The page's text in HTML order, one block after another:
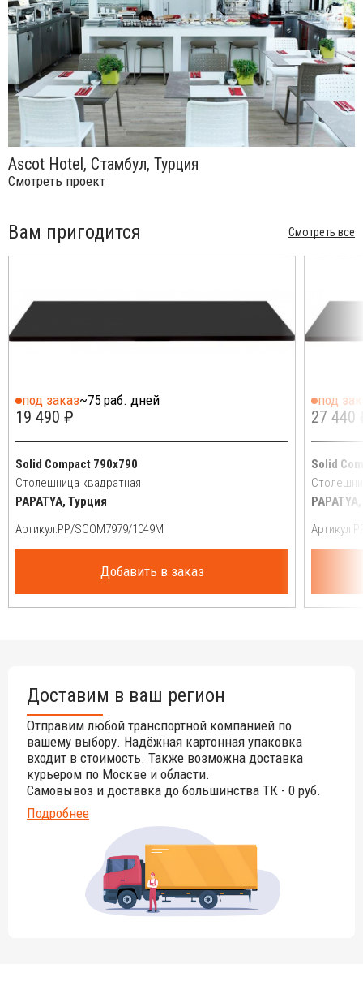
Ascot Hotel, Стамбул, Турция
Смотреть проект
Вам пригодится Смотреть все
под заказ~75 раб. дней
19 490 ₽
Solid Compact 790x790
Столешница квадратная
PAPATYA, Турция
Артикул:
Добавить в заказ
под
27 440
Solid
Артикул:
Доставим в ваш регион
Отправим любой транспортной компанией по
вашему выбору. Надёжная картонная упаковка
входит в стоимость. Также возможна доставка
курьером по Москве и области.
Самовывоз и доставка до большинства ТК - 0 руб.
Подробнее